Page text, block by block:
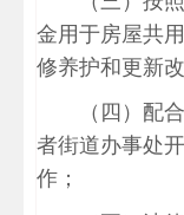
金用于房屋共
修养护和更新改
（四）配
者街道办事处
作；